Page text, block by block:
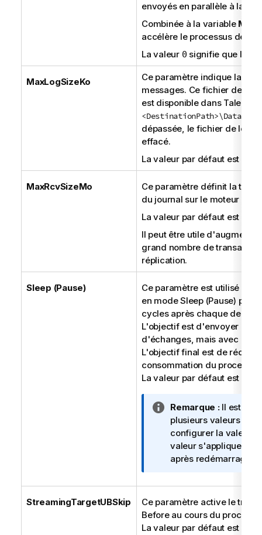
envoyés en parallèle à la
Combinée à la variable
accélère le processus de
La valeur 0 signifie que la
MaxLogSizeKo
Ce paramètre indique la
messages. Ce fichier de log,
est disponible dans Talend
<DestinationPath>\Data.
dépassée, le fichier de log
effacé.
La valeur par défaut est de
MaxRcvSizeMo
Ce paramètre définit la
du journal sur le moteur
La valeur par défaut est de
Il peut être utile
grand nombre de
réplication.
Sleep (Pause)
Ce paramètre est utilisé
en mode Sleep (Pause)
cycles après chaque
L'objectif est d'envoyer
d'échanges, mais avec
L'objectif final est de
consommation du
La valeur par défaut est de
N
o
t
e
I
f
Remarque :Il est
plusieurs valeurs (de
configurer la valeur
valeur s'appliquera à
après redémarrage.
StreamingTargetUBSkip
Ce paramètre active le
Before au cours du
La valeur par défaut est